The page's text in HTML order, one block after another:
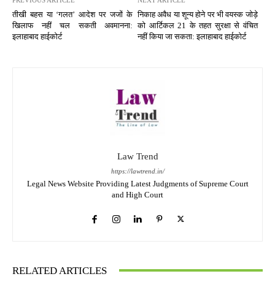
तीखी बहस या ‘गलत’ आदेश पर जजों के
खिलाफ नहीं चल सकती अवमानना:
इलाहाबाद हाईकोर्ट
निकाह अवैध या शून्य होने पर भी वयस्क जोड़े
को आर्टिकल 21 के तहत सुरक्षा से वंचित
नहीं किया जा सकता: इलाहाबाद हाईकोर्ट
Law Trend
https://lawtrend.in/
Legal News Website Providing Latest Judgments of Supreme Court
and High Court
RELATED ARTICLES